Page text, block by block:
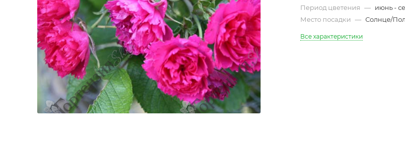
Период цветения — июнь -
Место посадки — Солнце/
Все характеристики